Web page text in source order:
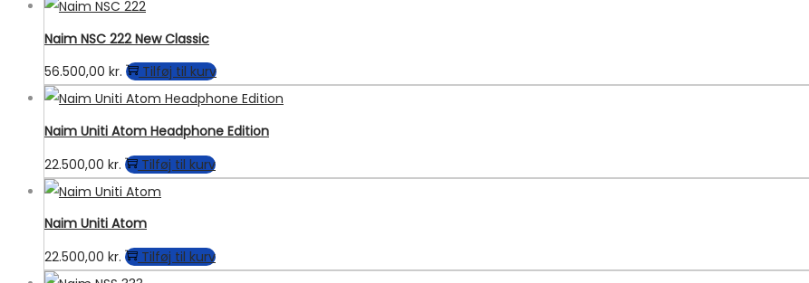
Naim NSC 222 New Classic
56.500,00 kr. Tilføj til kurv
Naim Uniti Atom Headphone Edition
22.500,00 kr. Tilføj til kurv
Naim Uniti Atom
22.500,00 kr. Tilføj til kurv